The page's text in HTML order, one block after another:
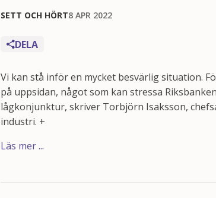
SETT OCH HÖRT8 APR 2022
DELA
Vi kan stå inför en mycket besvärlig situation.
på uppsidan, något som kan stressa
lågkonjunktur, skriver Torbjörn Isaksson,
industri. +
Läs mer ...